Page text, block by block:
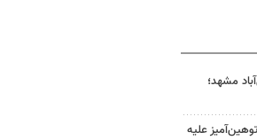
مشهد؛
علیه